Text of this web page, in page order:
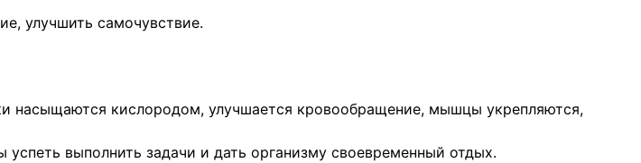
улучшить самочувствие.
насыщаются кислородом, улучшается кровообращение, мышцы укрепляются,
выполнить задачи и дать организму своевременный отдых.